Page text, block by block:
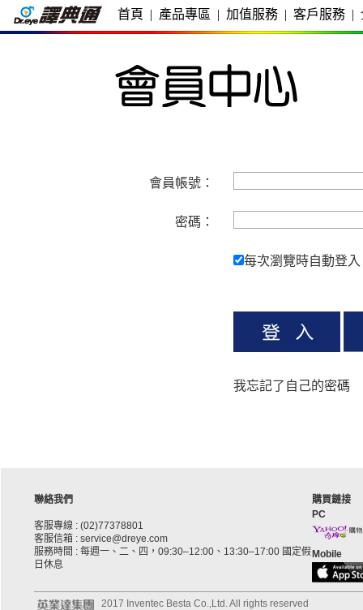
首頁 | 產品專區 | 加值服務 | 客戶服務 |
會員帳號：
密碼：
每次瀏覽時自動登入
我忘記了自己的密碼
聯絡我們
客服專線 : (02)77378801
客服信箱 : service@dreye.com
服務時間 : 每週一、二、四，09:30–12:00、13:30–17:00 國定假
日休息
購買鏈接
PC
Mobile
2017 Inventec Besta Co.,Ltd. All rights reserved